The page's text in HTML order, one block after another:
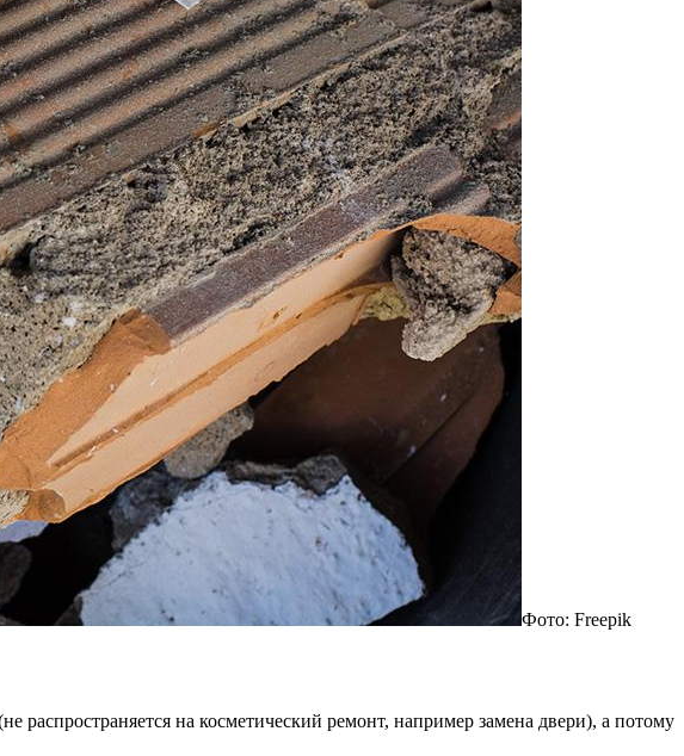
Фото: Freepik
на косметический ремонт, например замена двери), а потому